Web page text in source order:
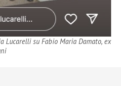
Lucarelli su Fabio Maria Damato, ex